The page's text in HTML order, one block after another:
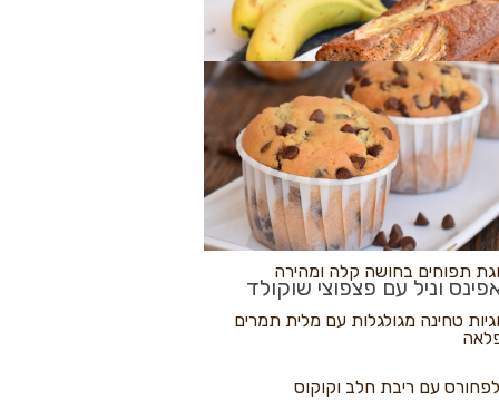
פיצה
בננות
וניל עם פצפוצי שוקולד
נקראים
תפוחים בחושה קלה ומהירה
טחינה מגולגלות עם מלית תמרים
עם ריבת חלב וקוקוס